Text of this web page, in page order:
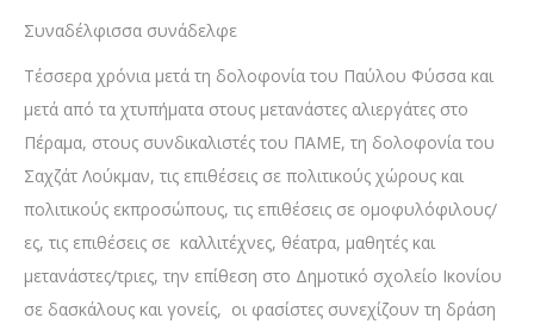
Συναδέλφισσα συνάδελφε
Τέσσερα χρόνια μετά τη δολοφονία του Παύλου Φύσσα και
μετά από τα χτυπήματα στους μετανάστες αλιεργάτες στο
Πέραμα, στους συνδικαλιστές του ΠΑΜΕ, τη δολοφονία του
Σαχζάτ Λούκμαν, τις επιθέσεις σε πολιτικούς χώρους και
πολιτικούς εκπροσώπους, τις επιθέσεις σε ομοφυλόφιλους/
ες, τις επιθέσεις σε καλλιτέχνες, θέατρα, μαθητές και
μετανάστες/τριες, την επίθεση στο Δημοτικό σχολείο Ικονίου
σε δασκάλους και γονείς, οι φασίστες συνεχίζουν τη δράση